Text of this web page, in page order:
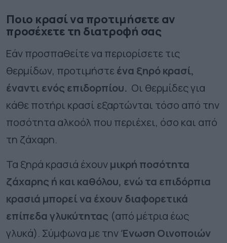
Ποιο κρασί να προτιμήσετε αν
προσέχετε τη διατροφή σας
Εάν προσπαθείτε να περιορίσετε τις
θερμίδων, προτιμήστεένα ξηρό κρασί,
έναντι ενός επιδορπίου. Οι θερμίδες για
κάθε ποτήρι κρασί εξαρτώνται τόσο από την
ποσότητα αλκοόλ που περιέχει, όσο και από
τη ζάχαρη.
Τα ξηρά κρασιά έχουνμικρή ποσότητα
ζάχαρης ή και καθόλου, ενώ τα επιδόρπια
κρασιά μπορεί να έχουν διαφορετικά
επίπεδα γλυκύτητας (από μέτρια έως
γλυκά). Σύμφωνα με τηνΈνωση Οινοποιών